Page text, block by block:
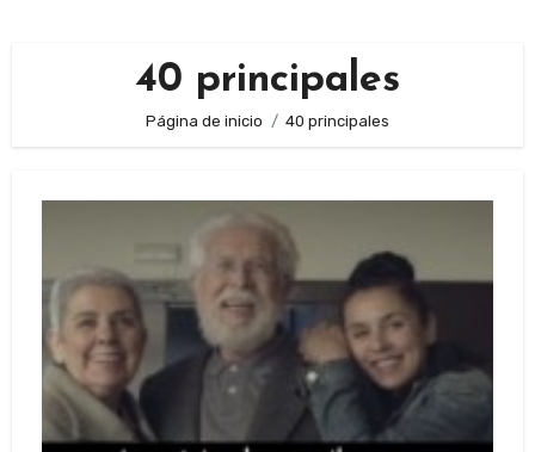
40 principales
Página de inicio 40 principales